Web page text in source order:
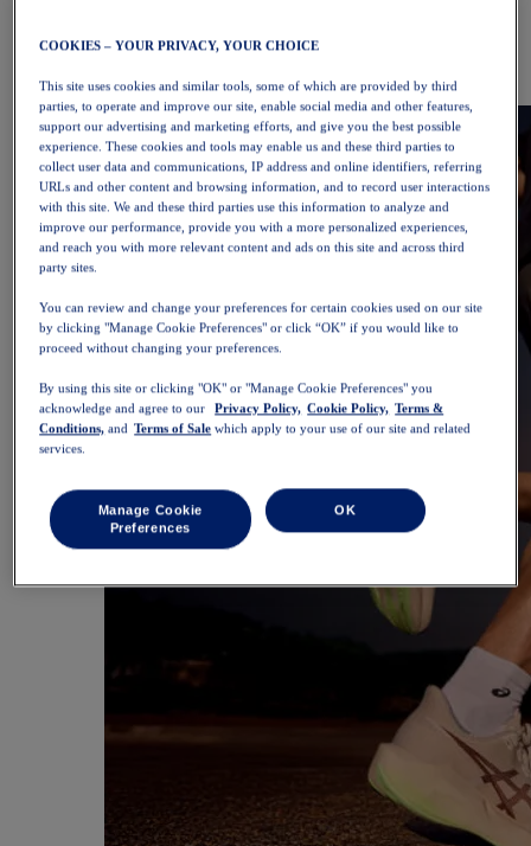
Sokken
Uitrusting
COOKIES – YOUR PRIVACY, YOUR CHOICE
This site uses cookies and similar tools, some of which are provided by third
parties, to operate and improve our site, enable social media and other features,
support our advertising and marketing efforts, and give you the best possible
experience. These cookies and tools may enable us and these third parties to
collect user data and communications, IP address and online identifiers, referring
URLs and other content and browsing information, and to record user interactions
with this site. We and these third parties use this information to analyze and
improve our performance, provide you with a more personalized experiences,
and reach you with more relevant content and ads on this site and across third
party sites.
You can review and change your preferences for certain cookies used on our site
by clicking "Manage Cookie Preferences" or click “OK” if you would like to
proceed without changing your preferences.
By using this site or clicking "OK" or "Manage Cookie Preferences" you
acknowledge and agree to our
Privacy Policy, Cookie Policy, Terms &
Conditions, and Terms of Sale which apply to your use of our site and related
services.
Manage Cookie
Preferences
OK